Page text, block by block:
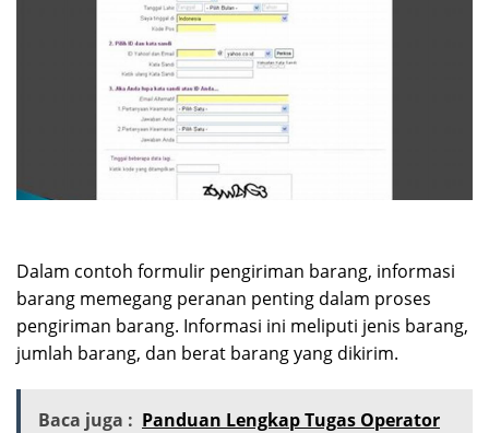
Dalam contoh formulir pengiriman barang, informasi
barang memegang peranan penting dalam proses
pengiriman barang. Informasi ini meliputi jenis barang,
jumlah barang, dan berat barang yang dikirim.
Baca juga : Panduan Lengkap Tugas Operator